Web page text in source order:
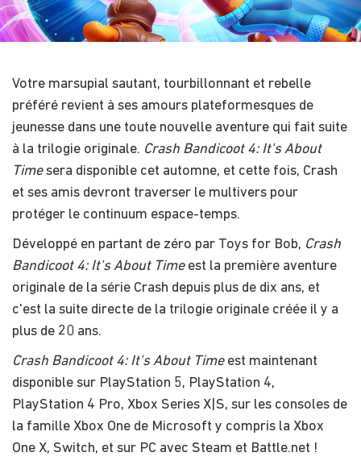
Votre marsupial sautant, tourbillonnant et rebelle
préféré revient à ses amours plateformesques de
jeunesse dans une toute nouvelle aventure qui fait suite
à la trilogie originale. ​Crash Bandicoot 4: It's About
Timesera disponible cet automne, et cette fois, Crash
et ses amis devront traverser le multivers pour
protéger le continuum espace-temps.
Développé en partant de zéro par Toys for Bob, ​Crash
Bandicoot 4: It's About Time est la première aventure
originale de la série Crash depuis plus de dix ans, et
c'est la suite directe de la trilogie originale créée il y a
plus de 20 ans.
Crash Bandicoot 4: It's About Timeest maintenant
disponible sur PlayStation 5, PlayStation 4,
PlayStation 4 Pro, Xbox Series X|S, sur les consoles de
la famille Xbox One de Microsoft y compris la Xbox
One X, Switch, et sur PC avec Steam et Battle.net !